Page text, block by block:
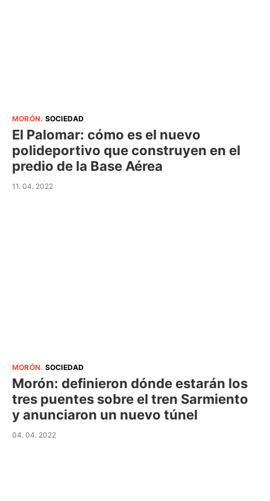
MORÓN. SOCIEDAD
El Palomar: cómo es el nuevo
polideportivo que construyen en el
predio de la Base Aérea
11. 04. 2022
MORÓN. SOCIEDAD
Morón: definieron dónde estarán los
tres puentes sobre el tren Sarmiento
y anunciaron un nuevo túnel
04. 04. 2022